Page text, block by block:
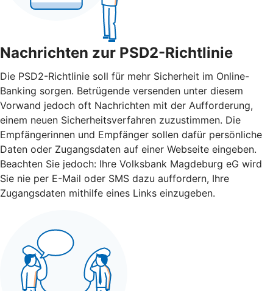
Nachrichten zur PSD2-Richtlinie
Die PSD2-Richtlinie soll für mehr Sicherheit im Online-
Banking sorgen. Betrügende versenden unter diesem
Vorwand jedoch oft Nachrichten mit der Aufforderung,
einem neuen Sicherheitsverfahren zuzustimmen. Die
Empfängerinnen und Empfänger sollen dafür persönliche
Daten oder Zugangsdaten auf einer Webseite eingeben.
Beachten Sie jedoch: Ihre Volksbank Magdeburg eG wird
Sie nie per E-Mail oder SMS dazu auffordern, Ihre
Zugangsdaten mithilfe eines Links einzugeben.